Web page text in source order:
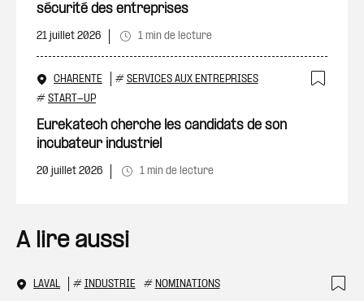
sécurité des entreprises
21 juillet 2026 1 min de lecture
CHARENTE # SERVICES AUX ENTREPRISES
# START-UP
Eurekatech cherche les candidats de son
incubateur industriel
20 juillet 2026 1 min de lecture
A lire aussi
LAVAL # INDUSTRIE # NOMINATIONS